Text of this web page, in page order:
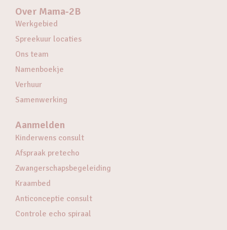
Over Mama-2B
Werkgebied
Spreekuur locaties
Ons team
Namenboekje
Verhuur
Samenwerking
Aanmelden
Kinderwens consult
Afspraak pretecho
Zwangerschapsbegeleiding
Kraambed
Anticonceptie consult
Controle echo spiraal